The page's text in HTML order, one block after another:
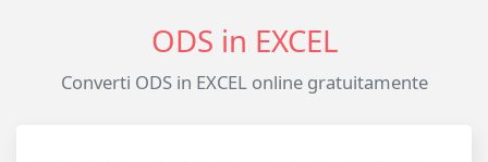
ODS in EXCEL
Converti ODS in EXCEL online gratuitamente